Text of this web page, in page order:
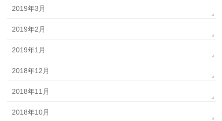
2019年3月
2019年2月
2019年1月
2018年12月
2018年11月
2018年10月